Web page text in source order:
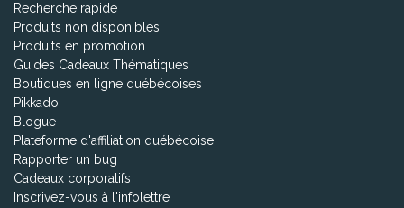
Recherche rapide
Produits non disponibles
Produits en promotion
Guides Cadeaux Thématiques
Boutiques en ligne québécoises
Pikkado
Blogue
Plateforme d'affiliation québécoise
Rapporter un bug
Cadeaux corporatifs
Inscrivez-vous à l'infolettre